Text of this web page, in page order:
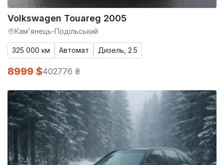
Volkswagen Touareg 2005
Кам'янець-Подільський
325 000 км Автомат Дизель, 2.5
8999 $402776 ₴